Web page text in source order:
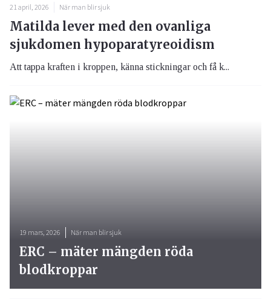
21 april, 2026 När man blir sjuk
Matilda lever med den ovanliga
sjukdomen hypoparatyreoidism
Att tappa kraften i kroppen, känna stickningar och få k...
19 mars, 2026 När man blir sjuk
ERC – mäter mängden röda
blodkroppar